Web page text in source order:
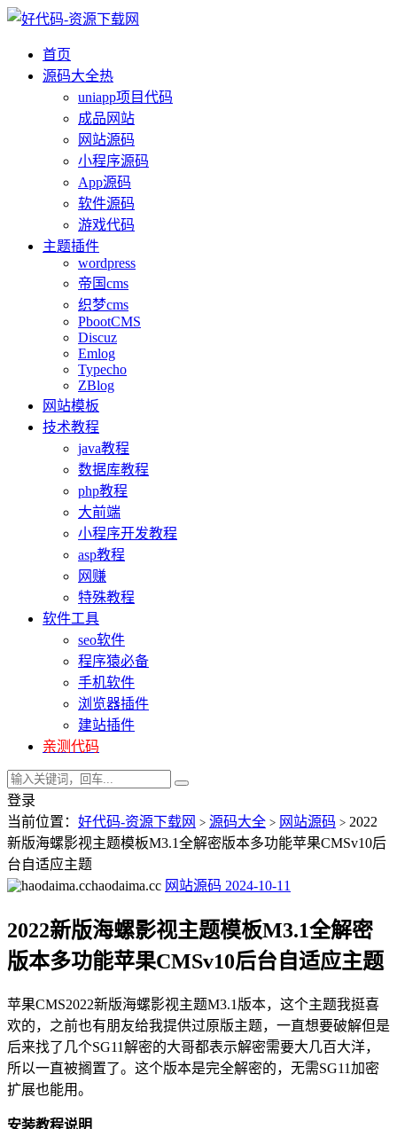
首页
源码大全热
uniapp项目代码
成品网站
网站源码
小程序源码
App源码
软件源码
游戏代码
主题插件
wordpress
帝国cms
织梦cms
PbootCMS
Discuz
Emlog
Typecho
ZBlog
网站模板
技术教程
java教程
数据库教程
php教程
大前端
小程序开发教程
asp教程
网赚
特殊教程
软件工具
seo软件
程序猿必备
手机软件
浏览器插件
建站插件
亲测代码
登录
当前位置： 好代码-资源下载网 > 源码大全 > 网站源码 > 2022
新版海螺影视主题模板M3.1全解密版本多功能苹果CMSv10后
台自适应主题
haodaima.cc 网站源码 2024-10-11
2022新版海螺影视主题模板M3.1全解密
版本多功能苹果CMSv10后台自适应主题
苹果CMS2022新版海螺影视主题M3.1版本，这个主题我挺喜
欢的，之前也有朋友给我提供过原版主题，一直想要破解但是
后来找了几个SG11解密的大哥都表示解密需要大几百大洋，
所以一直被搁置了。这个版本是完全解密的，无需SG11加密
扩展也能用。
安装教程说明